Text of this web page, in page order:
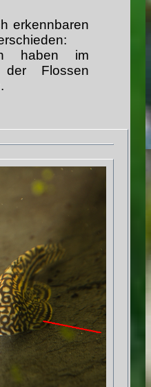
erkennbaren
haben im
Flossen